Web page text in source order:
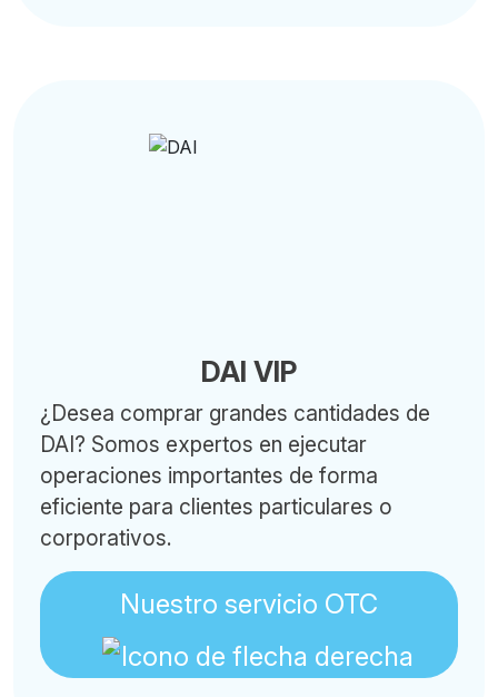
DAI VIP
¿Desea comprar grandes cantidades de
DAI? Somos expertos en ejecutar
operaciones importantes de forma
eficiente para clientes particulares o
corporativos.
Nuestro servicio OTC